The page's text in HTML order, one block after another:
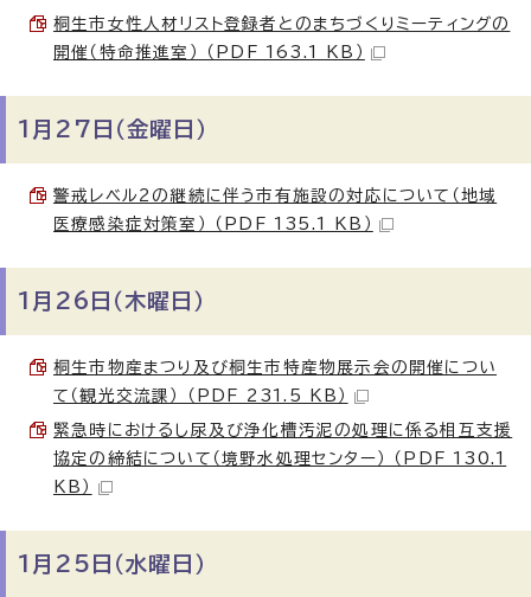
桐生市女性人材リスト登録者とのまちづくりミーティングの
開催（特命推進室） （PDF 163.1 KB）
1月27日（金曜日）
警戒レベル2の継続に伴う市有施設の対応について（地域
医療感染症対策室） （PDF 135.1 KB）
1月26日（木曜日）
桐生市物産まつり及び桐生市特産物展示会の開催につい
て（観光交流課） （PDF 231.5 KB）
緊急時におけるし尿及び浄化槽汚泥の処理に係る相互支援
協定の締結について（境野水処理センター） （PDF 130.1
KB）
1月25日（水曜日）